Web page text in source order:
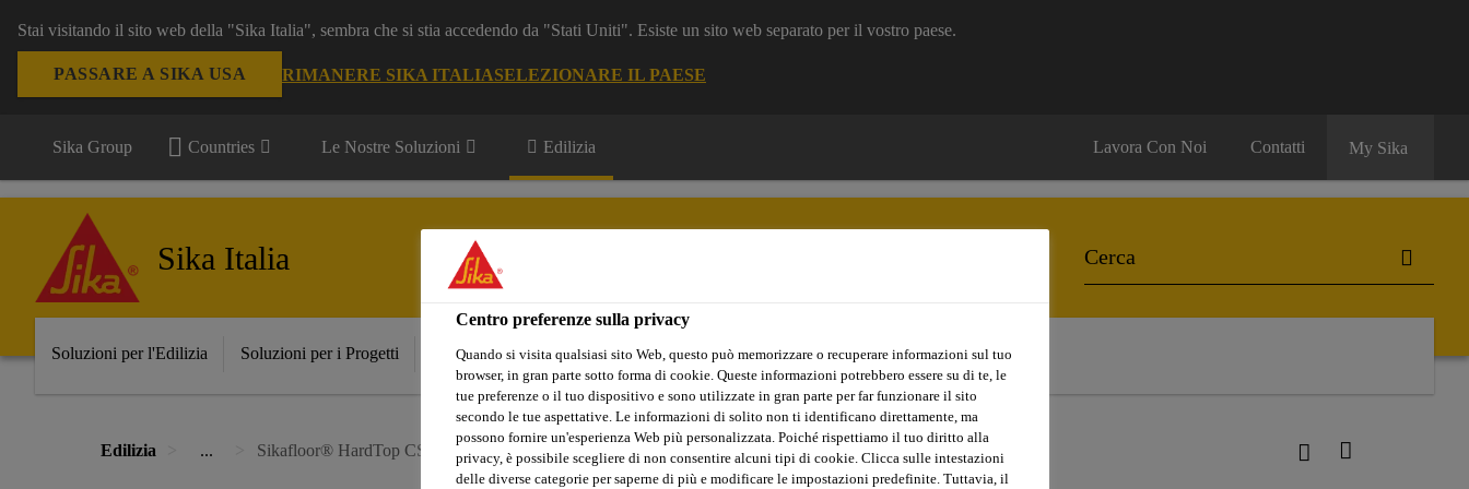
Stai visitando il sito web della "Sika Italia", sembra che si stia accedendo da "Stati Uniti". Esiste un sito web separato per il vostro paese.
PASSARE A SIKA USA RIMANERE SIKA ITALIASELEZIONARE IL PAESE
Sika Group Countries Le Nostre Soluzioni Edilizia Lavora Con Noi Contatti My Sika
Sika Italia
Soluzioni per l'Edilizia Soluzioni per i Progetti Prodotti e Documentazione Referenze Software di Calcolo
Edilizia ... Sikafloor® HardTop CS-56 TrowelFinish
Centro preferenze sulla privacy
Quando si visita qualsiasi sito Web, questo può memorizzare o recuperare informazioni sul tuo
browser, in gran parte sotto forma di cookie. Queste informazioni potrebbero essere su di te, le
tue preferenze o il tuo dispositivo e sono utilizzate in gran parte per far funzionare il sito
secondo le tue aspettative. Le informazioni di solito non ti identificano direttamente, ma
possono fornire un'esperienza Web più personalizzata. Poiché rispettiamo il tuo diritto alla
privacy, è possibile scegliere di non consentire alcuni tipi di cookie. Clicca sulle intestazioni
delle diverse categorie per saperne di più e modificare le impostazioni predefinite. Tuttavia, il